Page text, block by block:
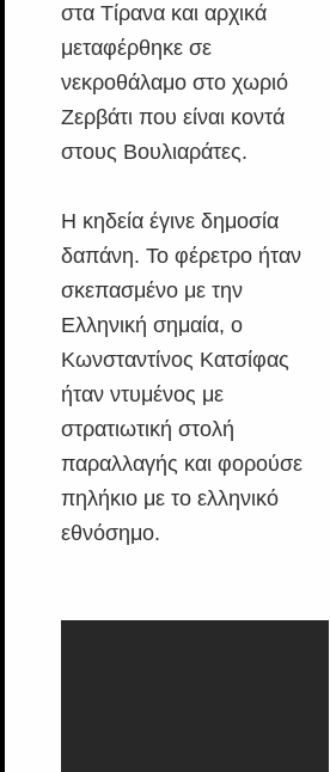
στα Τίρανα και αρχικά
μεταφέρθηκε σε
νεκροθάλαμο στο χωριό
Ζερβάτι που είναι κοντά
στους Βουλιαράτες.
Η κηδεία έγινε δημοσία
δαπάνη. Το φέρετρο ήταν
σκεπασμένο με την
Ελληνική σημαία, ο
Κωνσταντίνος Κατσίφας
ήταν ντυμένος με
στρατιωτική στολή
παραλλαγής και φορούσε
πηλήκιο με το ελληνικό
εθνόσημο.